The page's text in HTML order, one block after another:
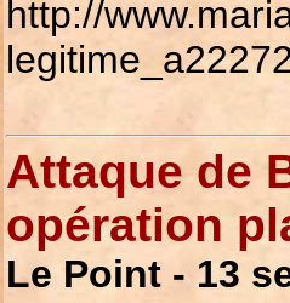
http://
Attaque de
opération
Le Point - 13